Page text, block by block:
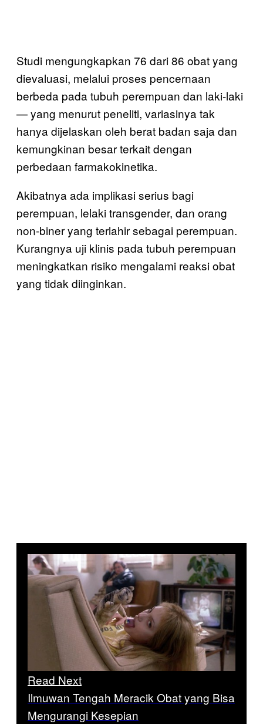
Studi mengungkapkan 76 dari 86 obat yang
dievaluasi, melalui proses pencernaan
berbeda pada tubuh perempuan dan laki-laki
— yang menurut peneliti, variasinya tak
hanya dijelaskan oleh berat badan saja dan
kemungkinan besar terkait dengan
perbedaan farmakokinetika.
Akibatnya ada implikasi serius bagi
perempuan, lelaki transgender, dan orang
non-biner yang terlahir sebagai perempuan.
Kurangnya uji klinis pada tubuh perempuan
meningkatkan risiko mengalami reaksi obat
yang tidak diinginkan.
Read Next
Ilmuwan Tengah Meracik Obat yang Bisa
Mengurangi Kesepian